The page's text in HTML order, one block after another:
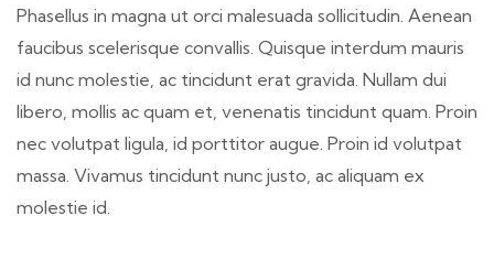
Phasellus in magna ut orci malesuada sollicitudin. Aenean
faucibus scelerisque convallis. Quisque interdum mauris
id nunc molestie, ac tincidunt erat gravida. Nullam dui
libero, mollis ac quam et, venenatis tincidunt quam. Proin
nec volutpat ligula, id porttitor augue. Proin id volutpat
massa. Vivamus tincidunt nunc justo, ac aliquam ex
molestie id.